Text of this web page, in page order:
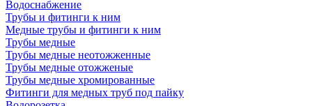
Водоснабжение
Трубы и фитинги к ним
Медные трубы и фитинги к ним
Трубы медные
Трубы медные неотожженные
Трубы медные отожженые
Трубы медные хромированные
Фитинги для медных труб под пайку